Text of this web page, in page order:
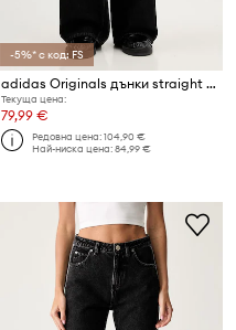
-5%* с код: FS
adidas Originals дънки straight дамски Firebird
Текуща цена:
79,99 €
Редовна цена:104,90 €
Най-ниска цена:84,99 €